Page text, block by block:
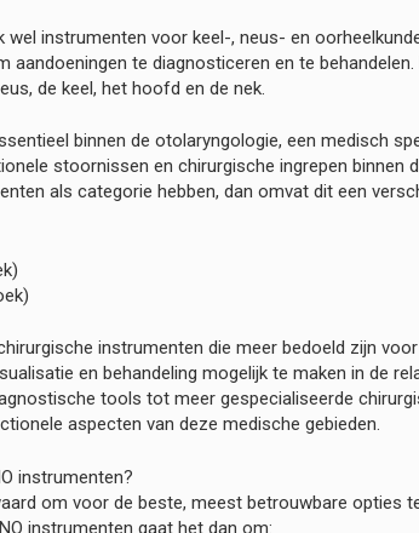
instrumenten voor keel-, neus- en
aandoeningen te diagnosticeren en te
de keel, het hoofd en de nek.
binnen de otolaryngologie, een medisch
stoornissen en chirurgische ingrepen binnen
als categorie hebben, dan omvat dit een
instrumenten die meer bedoeld zijn
en behandeling mogelijk te maken in de
tools tot meer gespecialiseerde
aspecten van deze medische gebieden.
instrumenten?
om voor de beste, meest betrouwbare opties
instrumenten gaat het dan om: